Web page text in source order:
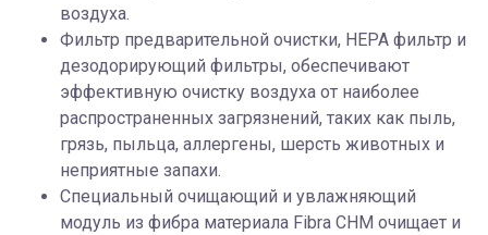
воздуха.
Фильтр предварительной очистки, HEPA фильтр и
дезодорирующий фильтры, обеспечивают
эффективную очистку воздуха от наиболее
распространенных загрязнений, таких как пыль,
грязь, пыльца, аллергены, шерсть животных и
неприятные запахи.
Специальный очищающий и увлажняющий
модуль из фибра материала Fibra CHM очищает и